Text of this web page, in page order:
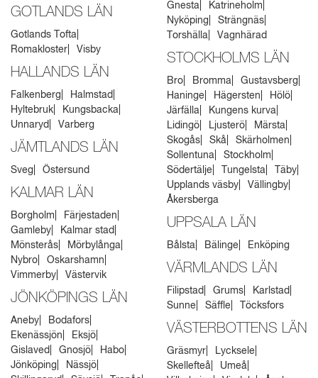
GOTLANDS LÄN
Gotlands Tofta
Romakloster
Visby
HALLANDS LÄN
Falkenberg
Halmstad
Hyltebruk
Kungsbacka
Unnaryd
Varberg
JÄMTLANDS LÄN
Sveg Östersund
KALMAR LÄN
Borgholm
Färjestaden
Gamleby
Kalmar stad
Mönsterås
Mörbylånga
Nybro
Oskarshamn
Vimmerby
Västervik
JÖNKÖPINGS LÄN
Aneby
Bodafors
Ekenässjön
Eksjö
Gislaved
Gnosjö
Habo
Jönköping
Nässjö
Gnesta
Katrineholm
Nyköping
Strängnäs
Torshälla
Vagnhärad
STOCKHOLMS LÄN
Bro Bromma
Gustavsberg
Haninge
Hägersten
Hölö
Järfälla
Kungens kurva
Lidingö
Ljusterö
Märsta
Skogås
Skå
Skärholmen
Sollentuna
Stockholm
Södertälje
Tungelsta
Täby
Upplands väsby
Vällingby
Åkersberga
UPPSALA LÄN
Bålsta Bälinge Enköping
VÄRMLANDS LÄN
Filipstad Grums
Karlstad
Sunne
Säffle Töcksfors
VÄSTERBOTTENS LÄN
Gräsmyr
Lycksele
Skellefteå
Umeå